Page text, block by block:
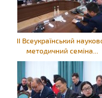
ІІ Всеукраїнський
методичний семіна...